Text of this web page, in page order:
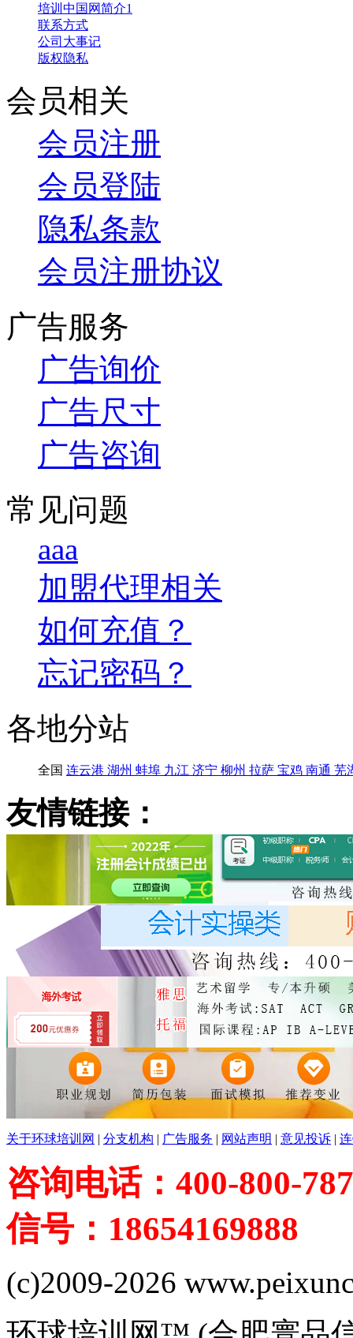
培训中国网简介1
联系方式
公司大事记
版权隐私
会员相关
会员注册
会员登陆
隐私条款
会员注册协议
广告服务
广告询价
广告尺寸
广告咨询
常见问题
aaa
加盟代理相关
如何充值？
忘记密码？
各地分站
全国 连云港 湖州 蚌埠 九江 济宁 柳州 拉萨 宝鸡 南通 芜
友情链接：
关于环球培训网 | 分支机构 | 广告服务 | 网站声明 | 意见投诉 |
咨询电话：400-800-
信号：18654169888
(c)2009-2026